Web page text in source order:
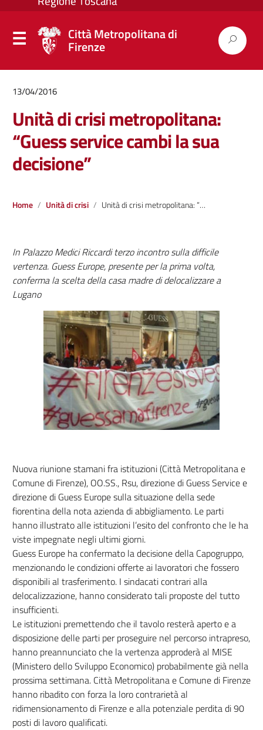
Città Metropolitana di
Firenze
13/04/2016
Unità di crisi metropolitana:
“Guess service cambi la sua
decisione”
Home Unità di crisi Unità di crisi metropolitana: “Guess service cambi la sua decisione”
In Palazzo Medici Riccardi terzo incontro sulla difficile
vertenza. Guess Europe, presente per la prima volta,
conferma la scelta della casa madre di delocalizzare a
Lugano
Nuova riunione stamani fra istituzioni (Città Metropolitana e
Comune di Firenze), OO.SS., Rsu, direzione di Guess Service e
direzione di Guess Europe sulla situazione della sede
fiorentina della nota azienda di abbigliamento. Le parti
hanno illustrato alle istituzioni l’esito del confronto che le ha
viste impegnate negli ultimi giorni.
Guess Europe ha confermato la decisione della Capogruppo,
menzionando le condizioni offerte ai lavoratori che fossero
disponibili al trasferimento. I sindacati contrari alla
delocalizzazione, hanno considerato tali proposte del tutto
insufficienti.
Le istituzioni premettendo che il tavolo resterà aperto e a
disposizione delle parti per proseguire nel percorso intrapreso,
hanno preannunciato che la vertenza approderà al MISE
(Ministero dello Sviluppo Economico) probabilmente già nella
prossima settimana. Città Metropolitana e Comune di Firenze
hanno ribadito con forza la loro contrarietà al
ridimensionamento di Firenze e alla potenziale perdita di 90
posti di lavoro qualificati.